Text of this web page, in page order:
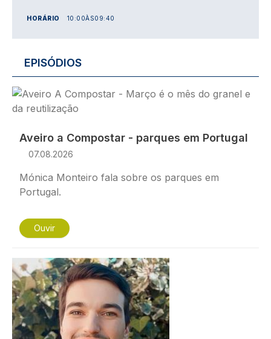
HORÁRIO 10:00ÀS09:40
EPISÓDIOS
Imagem
Aveiro a Compostar - parques em Portugal
07.08.2026
Mónica Monteiro fala sobre os parques em
Portugal.
Ouvir
Imagem